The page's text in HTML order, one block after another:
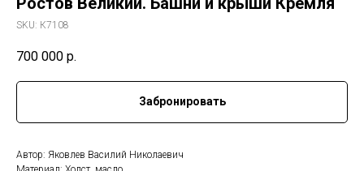
SKU: К7108
700 000 р.
Забронировать
Автор: Яковлев Василий Николаевич